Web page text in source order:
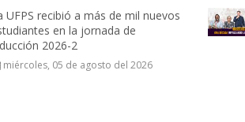
UFPS recibió a más de mil nuevos
en la jornada de
2026-2
miércoles, 05 de agosto del 2026